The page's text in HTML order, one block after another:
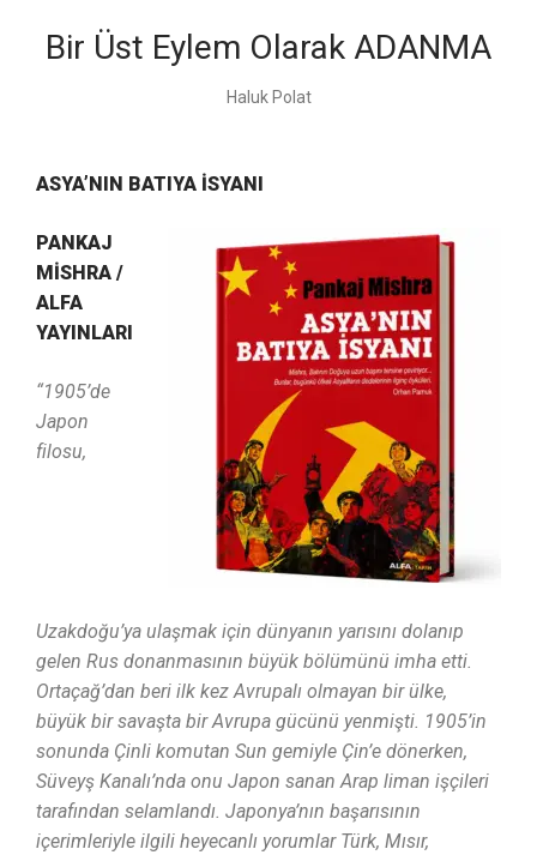
Bir Üst Eylem Olarak ADANMA
Haluk Polat
ASYA’NIN BATIYA İSYANI
PANKAJ
MİSHRA /
ALFA
YAYINLARI
“1905’de
Japon
filosu,
Uzakdoğu’ya ulaşmak için dünyanın yarısını dolanıp
gelen Rus donanmasının büyük bölümünü imha etti.
Ortaçağ’dan beri ilk kez Avrupalı olmayan bir ülke,
büyük bir savaşta bir Avrupa gücünü yenmişti. 1905’in
sonunda Çinli komutan Sun gemiyle Çin’e dönerken,
Süveyş Kanalı’nda onu Japon sanan Arap liman işçileri
tarafından selamlandı. Japonya’nın başarısının
içerimleriyle ilgili heyecanlı yorumlar Türk, Mısır,